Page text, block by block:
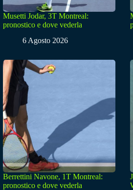
Musetti Jodar, 3T Montreal:
pronostico e dove vederla
6 Agosto 2026
Berrettini Navone, 1T Montreal:
pronostico e dove vederla